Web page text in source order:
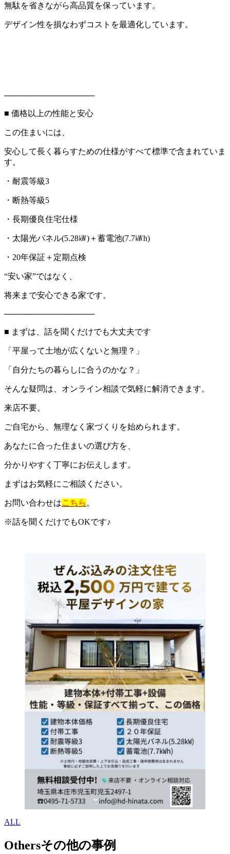
無駄を省きながら高品質を保っています。
デザイン性を損なわずコストを最適化しています。
────────────────
■ 価格以上の性能と安心
この住まいには、
安心して長く暮らすための仕様がすべて標準で含まれていま
す。
・耐震等級3
・断熱等級5
・長期優良住宅仕様
・太陽光パネル(5.28㎾)＋蓄電池(7.7㎾h)
・20年保証＋定期点検
“安い家”ではなく、
将来まで安心できる家です。
────────────────
■ まずは、話を聞くだけでも大丈夫です
「平屋って土地が広くないと無理？」
「自分たちの暮らしに合うのかな？」
そんな疑問は、オンライン相談で気軽に解消できます。
来店不要。
ご自宅から、無理なく家づくりを始められます。
あなたに合った住まいの選び方を、
分かりやすく丁寧にお伝えします。
まずはお気軽にご相談ください。
お問い合わせはこちら 。
※話を聞くだけでもOKです♪
ALL
Othersその他の事例